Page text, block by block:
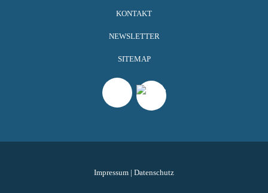
KONTAKT
NEWSLETTER
SITEMAP
Impressum | Datenschutz